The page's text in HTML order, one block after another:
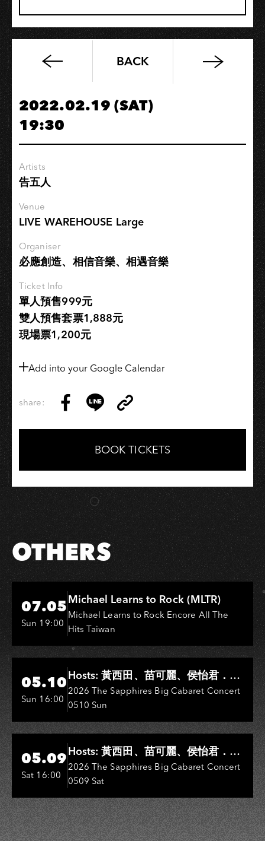
《流
鄉》
專
輯
演
會
雄
場
BACK
2022.02.19 (SAT)
19:30
Artists
告五人
Venue
LIVE WAREHOUSE Large
Organiser
必應創造、相信音樂、相遇音樂
Ticket Info
單人預售999元
雙人預售套票1,888元
現場票1,200元
Add into your Google Calendar
share:
on
Facebook
on
LINE
Link
Copy
BOOK TICKETS
OTHERS
Hi-Ing Music Hall
07.05
Sun 19:00
Michael Learns to Rock (MLTR)
Michael Learns to Rock Encore All The
Hits Taiwan
Hi-Ing Music Hall
05.10
Sun 16:00
Hosts: 黃西田、苗可麗、侯怡君．
Entertainers: 葉啟田、鳥來嬤-吳
敏、王彩樺、王瑞霞、吳淑敏、施文
彬、邵大倫、曹雅雯、陳孟賢、黃露
瑤
2026 The Sapphires Big Cabaret Concert
0510 Sun
Hi-Ing Music Hall
05.09
Sat 16:00
Hosts: 黃西田、苗可麗、侯怡君．
Entertainers: 葉啟田、鳥來嬤-吳
敏、張秀卿、王彩樺、吳淑敏、施文
彬、邵大倫、曹雅雯、陳孟賢、黃露
瑤
2026 The Sapphires Big Cabaret Concert
0509 Sat